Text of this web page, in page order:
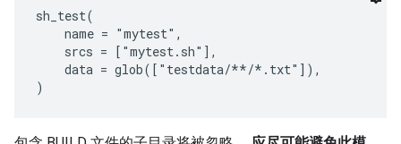
sh_test(
    name = "mytest",
    srcs = ["mytest.sh"],
    data = glob(["testdata/**/*.txt"]),